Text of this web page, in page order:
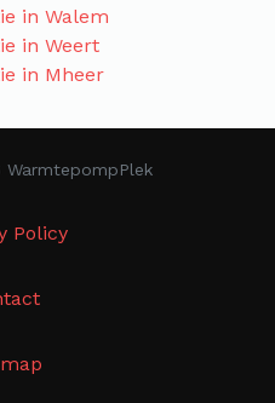
in Walem
in Weert
in Mheer
Policy